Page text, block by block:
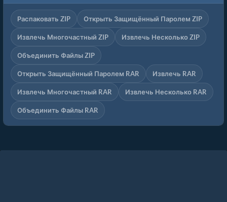
Распаковать ZIP Открыть Защищённый Паролем ZIP
Извлечь Многочастный ZIP Извлечь Несколько ZIP
Объединить Файлы ZIP
Открыть Защищённый Паролем RAR Извлечь RAR
Извлечь Многочастный RAR Извлечь Несколько RAR
Объединить Файлы RAR